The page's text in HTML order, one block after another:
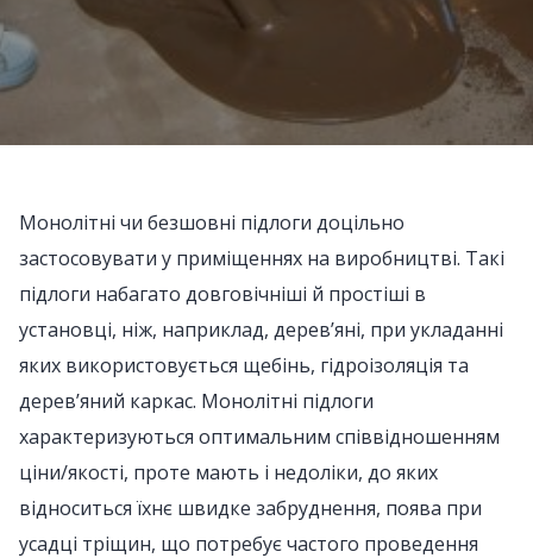
Монолітні чи безшовні підлоги доцільно
застосовувати у приміщеннях на виробництві. Такі
підлоги набагато довговічніші й простіші в
установці, ніж, наприклад, дерев’яні, при укладанні
яких використовується щебінь, гідроізоляція та
дерев’яний каркас. Монолітні підлоги
характеризуються оптимальним співвідношенням
ціни/якості, проте мають і недоліки, до яких
відноситься їхнє швидке забруднення, поява при
усадці тріщин, що потребує частого проведення